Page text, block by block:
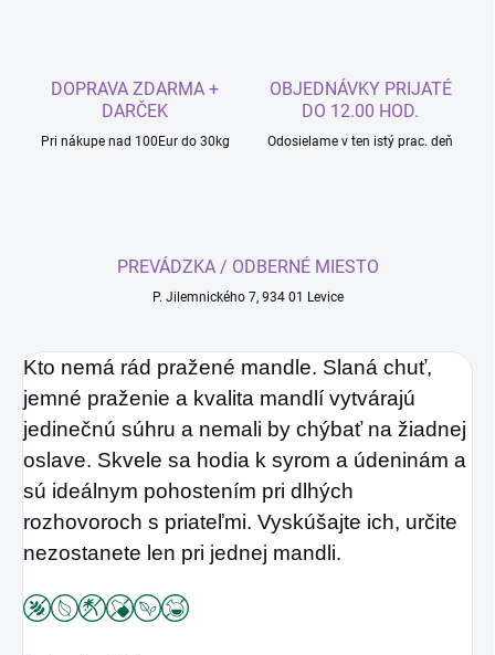
DOPRAVA ZDARMA +
DARČEK
Pri nákupe nad 100Eur do 30kg
OBJEDNÁVKY PRIJATÉ
DO 12.00 HOD.
Odosielame v ten istý prac. deň
PREVÁDZKA / ODBERNÉ MIESTO
P. Jilemnického 7, 934 01 Levice
Kto nemá rád pražené mandle. Slaná chuť,
jemné praženie a kvalita mandlí vytvárajú
jedinečnú súhru a nemali by chýbať na žiadnej
oslave. Skvele sa hodia k syrom a údeninám a
sú ideálnym pohostením pri dlhých
rozhovoroch s priateľmi. Vyskúšajte ich, určite
nezostanete len pri jednej mandli.